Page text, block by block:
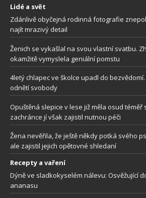
Lidé a svět
Zdánlivě obyčejná rodinná fotografie
najít mrazivý detail
Ženich se vykašlal na svou vlastní svatbu.
okamžitě vymyslela geniální pomstu
4letý chlapec ve školce upadl do
odnětí svobody
Opuštěná slepice v lese již měla osud téměř
zachránce jí však zajistil nutnou péči
Žena nevěřila, že ještě někdy potká svého
ale zajistil jejich opětovné shledaní
Recepty a vaření
Dýně ve sladkokyselém nálevu: Osvěžující
ananasu